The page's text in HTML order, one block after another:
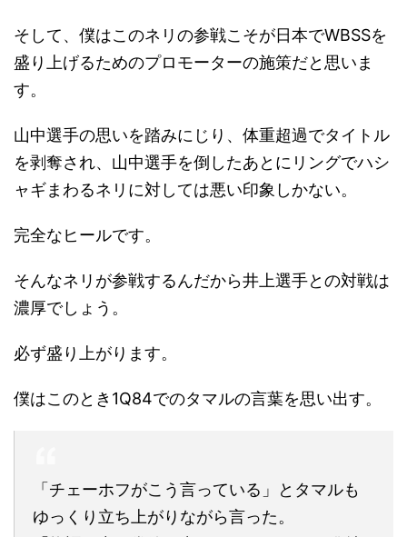
そして、僕はこのネリの参戦こそが日本でWBSSを
盛り上げるためのプロモーターの施策だと思いま
す。
山中選手の思いを踏みにじり、体重超過でタイトル
を剥奪され、山中選手を倒したあとにリングでハシ
ャギまわるネリに対しては悪い印象しかない。
完全なヒールです。
そんなネリが参戦するんだから井上選手との対戦は
濃厚でしょう。
必ず盛り上がります。
僕はこのとき1Q84でのタマルの言葉を思い出す。
「チェーホフがこう言っている」とタマルも
ゆっくり立ち上がりながら言った。